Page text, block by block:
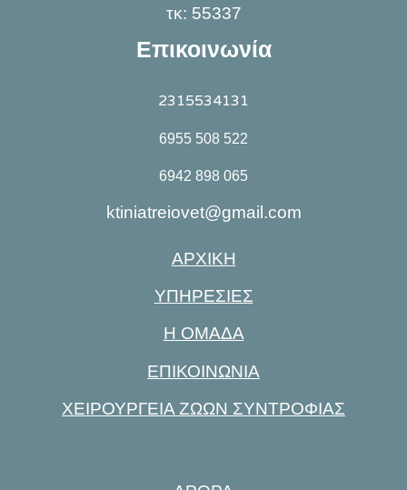
τκ: 55337
Επικοινωνία
2315534131
6955 508 522
6942 898 065
ktiniatreiovet@gmail.com
ΑΡΧΙΚΗ
ΥΠΗΡΕΣΙΕΣ
Η ΟΜΑΔΑ
ΕΠΙΚΟΙΝΩΝΙΑ
ΧΕΙΡΟΥΡΓΕΙΑ ΖΩΩΝ ΣΥΝΤΡΟΦΙΑΣ